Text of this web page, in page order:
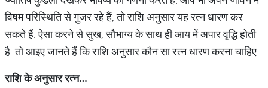
विषम परिस्थिति से गुजर रहे हैं, तो राशि अनुसार यह रत्न धारण कर
सकते हैं. ऐसा करने से सुख, सौभाग्य के साथ ही आय में अपार वृद्धि होती
है. तो आइए जानते हैं कि राशि अनुसार कौन सा रत्न धारण करना चाहिए.
राशिकेअनुसाररत्न…